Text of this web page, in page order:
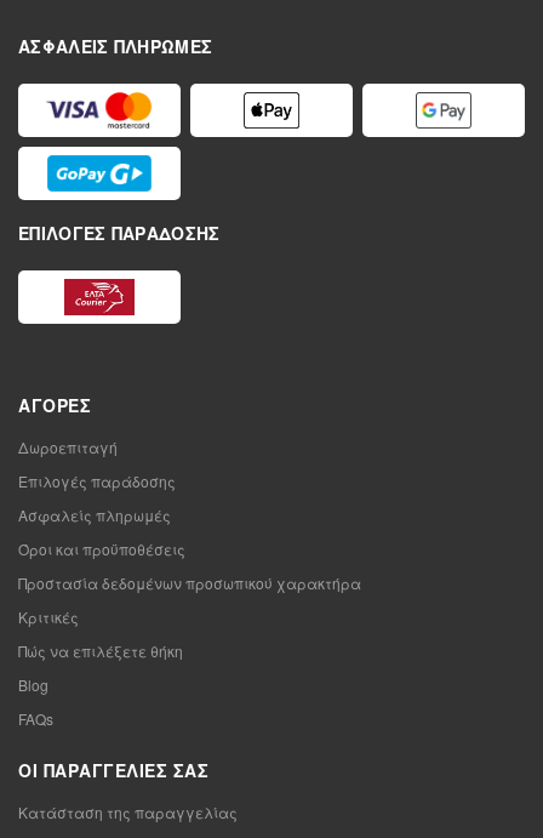
ΑΣΦΑΛΕΊΣ ΠΛΗΡΩΜΈΣ
ΕΠΙΛΟΓΈΣ ΠΑΡΆΔΟΣΗΣ
ΑΓΟΡΈΣ
Δωροεπιταγή
Επιλογές παράδοσης
Ασφαλείς πληρωμές
Όροι και προϋποθέσεις
Προστασία δεδομένων προσωπικού χαρακτήρα
Κριτικές
Πώς να επιλέξετε θήκη
Blog
FAQs
ΟΙ ΠΑΡΑΓΓΕΛΊΕΣ ΣΑΣ
Κατάσταση της παραγγελίας